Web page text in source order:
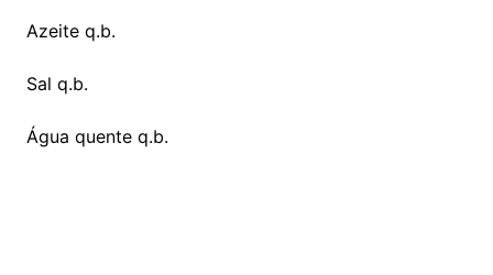
Azeite q.b.
Sal q.b.
Água quente q.b.